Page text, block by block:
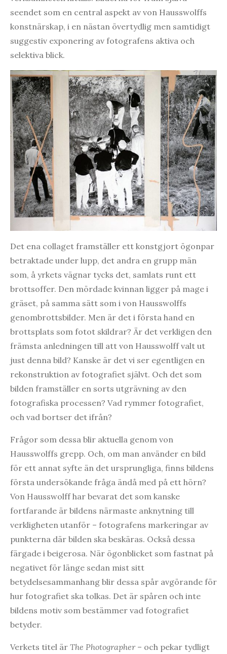
seendet som en central aspekt av von Hausswolffs
konstnärskap, i en nästan övertydlig men samtidigt
suggestiv exponering av fotografens aktiva och
selektiva blick.
Det ena collaget framställer ett konstgjort ögonpar
betraktade under lupp, det andra en grupp män
som, å yrkets vägnar tycks det, samlats runt ett
brottsoffer. Den mördade kvinnan ligger på mage i
gräset, på samma sätt som i von Hausswolffs
genombrottsbilder. Men är det i första hand en
brottsplats som fotot skildrar? Är det verkligen den
främsta anledningen till att von Hausswolff valt ut
just denna bild? Kanske är det vi ser egentligen en
rekonstruktion av fotografiet självt. Och det som
bilden framställer en sorts utgrävning av den
fotografiska processen? Vad rymmer fotografiet,
och vad bortser det ifrån?
Frågor som dessa blir aktuella genom von
Hausswolffs grepp. Och, om man använder en bild
för ett annat syfte än det ursprungliga, finns bildens
första undersökande fråga ändå med på ett hörn?
Von Hausswolff har bevarat det som kanske
fortfarande är bildens närmaste anknytning till
verkligheten utanför – fotografens markeringar av
punkterna där bilden ska beskäras. Också dessa
färgade i beigerosa. När ögonblicket som fastnat på
negativet för länge sedan mist sitt
betydelsesammanhang blir dessa spår avgörande för
hur fotografiet ska tolkas. Det är spåren och inte
bildens motiv som bestämmer vad fotografiet
betyder.
Verkets titel är The Photographer – och pekar tydligt